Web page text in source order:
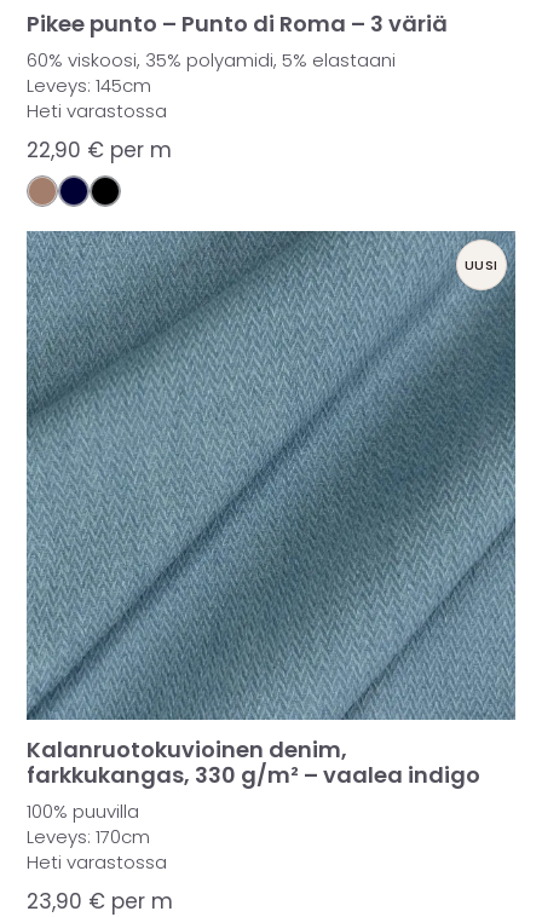
Pikee punto – Punto di Roma – 3 väriä
60% viskoosi, 35% polyamidi, 5% elastaani
Leveys: 145cm
Heti varastossa
22,90 € per m
Kalanruotokuvioinen denim,
farkkukangas, 330 g/m² – vaalea indigo
100% puuvilla
Leveys: 170cm
Heti varastossa
23,90 € per m
UUSI